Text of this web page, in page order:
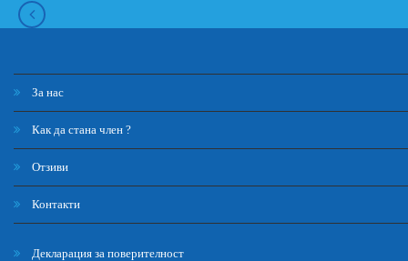
За нас
Как да стана член ?
Отзиви
Контакти
Декларация за поверителност